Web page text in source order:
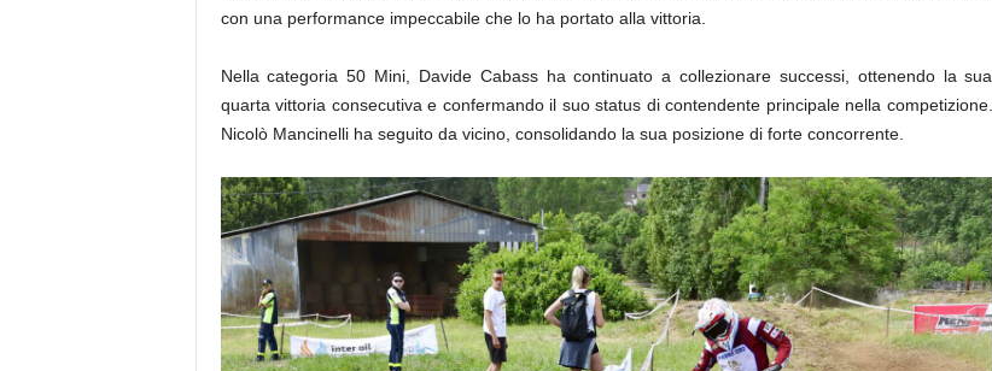
con una performance impeccabile che lo ha portato alla vittoria.
Nella categoria 50 Mini, Davide Cabass ha continuato a collezionare successi, ottenendo la sua
quarta vittoria consecutiva e confermando il suo status di contendente principale nella competizione.
Nicolò Mancinelli ha seguito da vicino, consolidando la sua posizione di forte concorrente.